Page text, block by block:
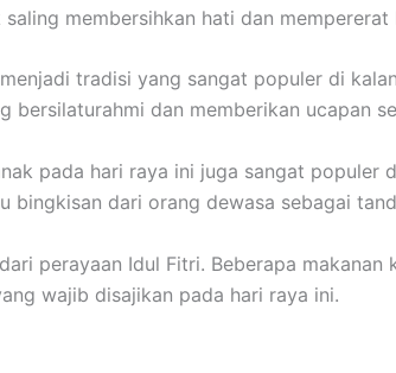
membersihkan hati dan mempererat
tradisi yang sangat populer di
bersilaturahmi dan memberikan ucapan
pada hari raya ini juga sangat populer
bingkisan dari orang dewasa sebagai
perayaan Idul Fitri. Beberapa
wajib disajikan pada hari raya ini.